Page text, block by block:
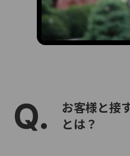
お客様と接
とは？